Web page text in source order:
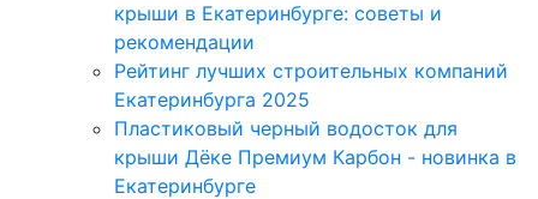
крыши в Екатеринбурге: советы и
рекомендации
Рейтинг лучших строительных компаний
Екатеринбурга 2025
Пластиковый черный водосток для
крыши Дёке Премиум Карбон - новинка в
Екатеринбурге